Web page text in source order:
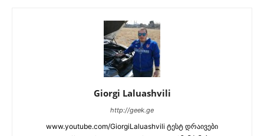
Giorgi Laluashvili
http://geek.ge
www.youtube.com/GiorgiLaluashvili ტესტ დრაივები